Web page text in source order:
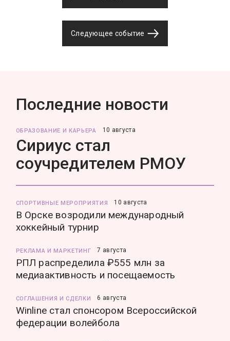
Следующее событие
Последние новости
ОБРАЗОВАНИЕ И КАРЬЕРА 10 августа
Сириус стал
соучредителем РМОУ
СПОРТИВНЫЕ МЕРОПРИЯТИЯ 10 августа
В Орске возродили международный
хоккейный турнир
РЕКЛАМА И МАРКЕТИНГ 7 августа
РПЛ распределила ₽555 млн за
медиаактивность и посещаемость
СОГЛАШЕНИЯ И СДЕЛКИ 6 августа
Winline стал спонсором Всероссийской
федерации волейбола